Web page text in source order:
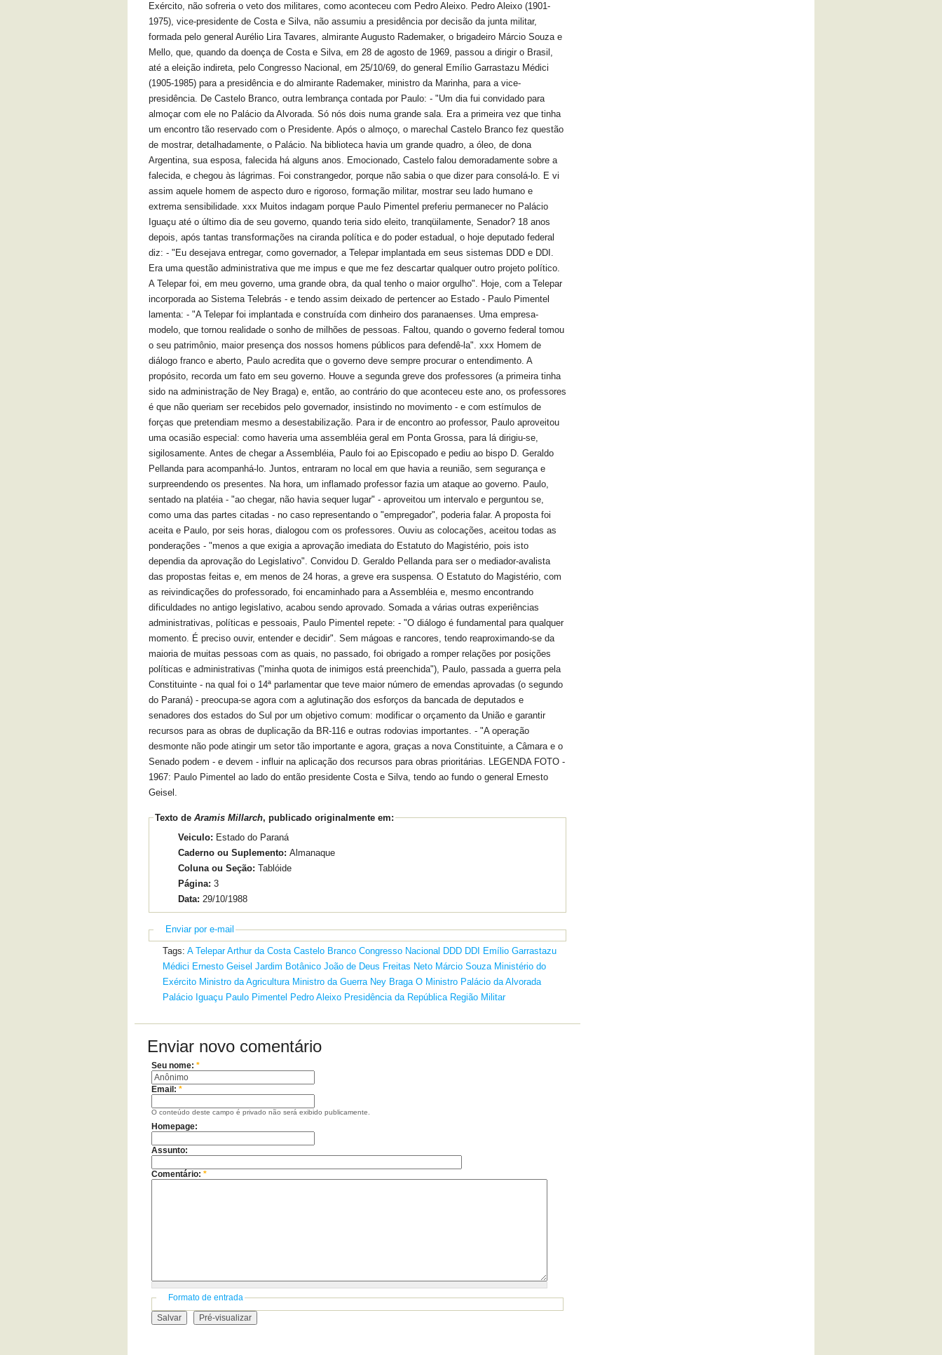
Exército, não sofreria o veto dos militares, como aconteceu com Pedro Aleixo. Pedro Aleixo (1901-
1975), vice-presidente de Costa e Silva, não assumiu a presidência por decisão da junta militar,
formada pelo general Aurélio Lira Tavares, almirante Augusto Rademaker, o brigadeiro Márcio Souza e
Mello, que, quando da doença de Costa e Silva, em 28 de agosto de 1969, passou a dirigir o Brasil,
até a eleição indireta, pelo Congresso Nacional, em 25/10/69, do general Emílio Garrastazu Médici
(1905-1985) para a presidência e do almirante Rademaker, ministro da Marinha, para a vice-
presidência. De Castelo Branco, outra lembrança contada por Paulo: - "Um dia fui convidado para
almoçar com ele no Palácio da Alvorada. Só nós dois numa grande sala. Era a primeira vez que tinha
um encontro tão reservado com o Presidente. Após o almoço, o marechal Castelo Branco fez questão
de mostrar, detalhadamente, o Palácio. Na biblioteca havia um grande quadro, a óleo, de dona
Argentina, sua esposa, falecida há alguns anos. Emocionado, Castelo falou demoradamente sobre a
falecida, e chegou às lágrimas. Foi constrangedor, porque não sabia o que dizer para consolá-lo. E vi
assim aquele homem de aspecto duro e rigoroso, formação militar, mostrar seu lado humano e
extrema sensibilidade. xxx Muitos indagam porque Paulo Pimentel preferiu permanecer no Palácio
Iguaçu até o último dia de seu governo, quando teria sido eleito, tranqüilamente, Senador? 18 anos
depois, após tantas transformações na ciranda política e do poder estadual, o hoje deputado federal
diz: - "Eu desejava entregar, como governador, a Telepar implantada em seus sistemas DDD e DDI.
Era uma questão administrativa que me impus e que me fez descartar qualquer outro projeto político.
A Telepar foi, em meu governo, uma grande obra, da qual tenho o maior orgulho". Hoje, com a Telepar
incorporada ao Sistema Telebrás - e tendo assim deixado de pertencer ao Estado - Paulo Pimentel
lamenta: - "A Telepar foi implantada e construída com dinheiro dos paranaenses. Uma empresa-
modelo, que tornou realidade o sonho de milhões de pessoas. Faltou, quando o governo federal tomou
o seu patrimônio, maior presença dos nossos homens públicos para defendê-la". xxx Homem de
diálogo franco e aberto, Paulo acredita que o governo deve sempre procurar o entendimento. A
propósito, recorda um fato em seu governo. Houve a segunda greve dos professores (a primeira tinha
sido na administração de Ney Braga) e, então, ao contrário do que aconteceu este ano, os professores
é que não queriam ser recebidos pelo governador, insistindo no movimento - e com estímulos de
forças que pretendiam mesmo a desestabilização. Para ir de encontro ao professor, Paulo aproveitou
uma ocasião especial: como haveria uma assembléia geral em Ponta Grossa, para lá dirigiu-se,
sigilosamente. Antes de chegar a Assembléia, Paulo foi ao Episcopado e pediu ao bispo D. Geraldo
Pellanda para acompanhá-lo. Juntos, entraram no local em que havia a reunião, sem segurança e
surpreendendo os presentes. Na hora, um inflamado professor fazia um ataque ao governo. Paulo,
sentado na platéia - "ao chegar, não havia sequer lugar" - aproveitou um intervalo e perguntou se,
como uma das partes citadas - no caso representando o "empregador", poderia falar. A proposta foi
aceita e Paulo, por seis horas, dialogou com os professores. Ouviu as colocações, aceitou todas as
ponderações - "menos a que exigia a aprovação imediata do Estatuto do Magistério, pois isto
dependia da aprovação do Legislativo". Convidou D. Geraldo Pellanda para ser o mediador-avalista
das propostas feitas e, em menos de 24 horas, a greve era suspensa. O Estatuto do Magistério, com
as reivindicações do professorado, foi encaminhado para a Assembléia e, mesmo encontrando
dificuldades no antigo legislativo, acabou sendo aprovado. Somada a várias outras experiências
administrativas, políticas e pessoais, Paulo Pimentel repete: - "O diálogo é fundamental para qualquer
momento. É preciso ouvir, entender e decidir". Sem mágoas e rancores, tendo reaproximando-se da
maioria de muitas pessoas com as quais, no passado, foi obrigado a romper relações por posições
políticas e administrativas ("minha quota de inimigos está preenchida"), Paulo, passada a guerra pela
Constituinte - na qual foi o 14ª parlamentar que teve maior número de emendas aprovadas (o segundo
do Paraná) - preocupa-se agora com a aglutinação dos esforços da bancada de deputados e
senadores dos estados do Sul por um objetivo comum: modificar o orçamento da União e garantir
recursos para as obras de duplicação da BR-116 e outras rodovias importantes. - "A operação
desmonte não pode atingir um setor tão importante e agora, graças a nova Constituinte, a Câmara e o
Senado podem - e devem - influir na aplicação dos recursos para obras prioritárias. LEGENDA FOTO -
1967: Paulo Pimentel ao lado do então presidente Costa e Silva, tendo ao fundo o general Ernesto
Geisel.
Texto deAramis Millarch, publicado originalmente em:
Veiculo: Estado do Paraná
Caderno ou Suplemento: Almanaque
Coluna ou Seção: Tablóide
Página: 3
Data: 29/10/1988
Enviar por e-mail
Tags: A Telepar Arthur da Costa Castelo Branco Congresso Nacional DDD DDI
Emílio Garrastazu
Médici Ernesto Geisel Jardim Botânico João de Deus Freitas Neto Márcio Souza Ministério do
Exército Ministro da Agricultura Ministro da Guerra Ney Braga O Ministro Palácio da Alvorada
Palácio Iguaçu Paulo Pimentel Pedro Aleixo Presidência da República Região Militar
Enviar novo comentário
Seu nome: *
Email: *
O conteúdo deste campo é privado não será exibido publicamente.
Homepage:
Assunto:
Comentário: *
Formato de entrada